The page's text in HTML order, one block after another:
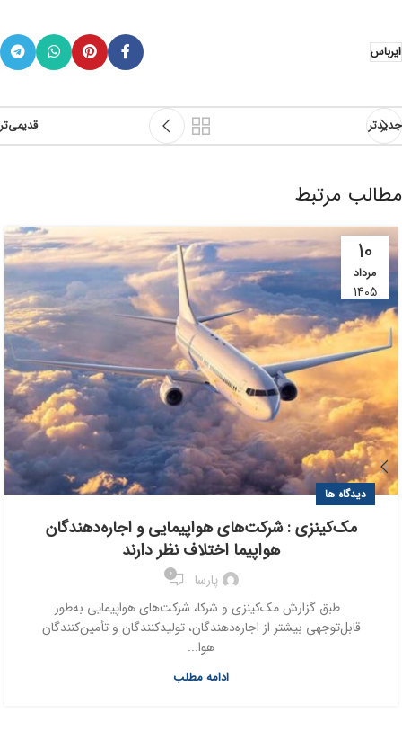
ایرباس
جدیدتر قدیمی‌تر
مطالب مرتبط
10
مرداد
1405
دیدگاه ها
مک‌کینزی : شرکت‌های هواپیمایی و اجاره‌دهندگان
هواپیما اختلاف نظر دارند
پارسا 0
طبق گزارش مک‌کینزی و شرکا، شرکت‌های هواپیمایی به‌طور
قابل‌توجهی بیشتر از اجاره‌دهندگان، تولیدکنندگان و تأمین‌کنندگان
هوا...
ادامه مطلب